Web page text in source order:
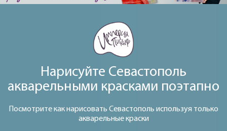
Нарисуйте Севастополь
акварельными красками поэтапно
Посмотрите как нарисовать Севастополь используя только
акварельные краски